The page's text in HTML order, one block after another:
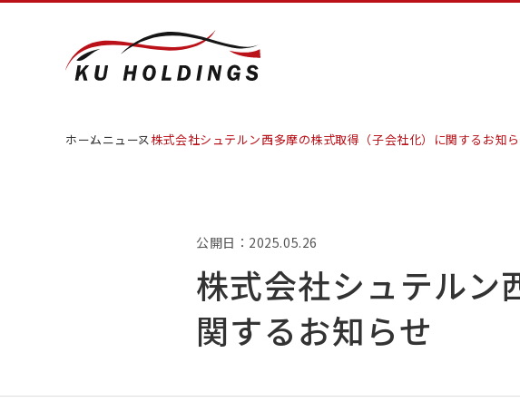
ホームニュース株式会社シュテルン西多摩の株式取得（子会社化）に関するお知
公開日：2025.05.26
株式会社シュテルン
関するお知らせ